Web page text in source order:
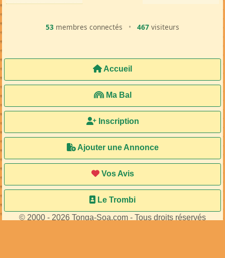
53 membres connectés • 467 visiteurs
Accueil
Ma Bal
Inscription
Ajouter une Annonce
Vos Avis
Le Trombi
© 2000 - 2026 Tonga-Soa.com - Tous droits réservés